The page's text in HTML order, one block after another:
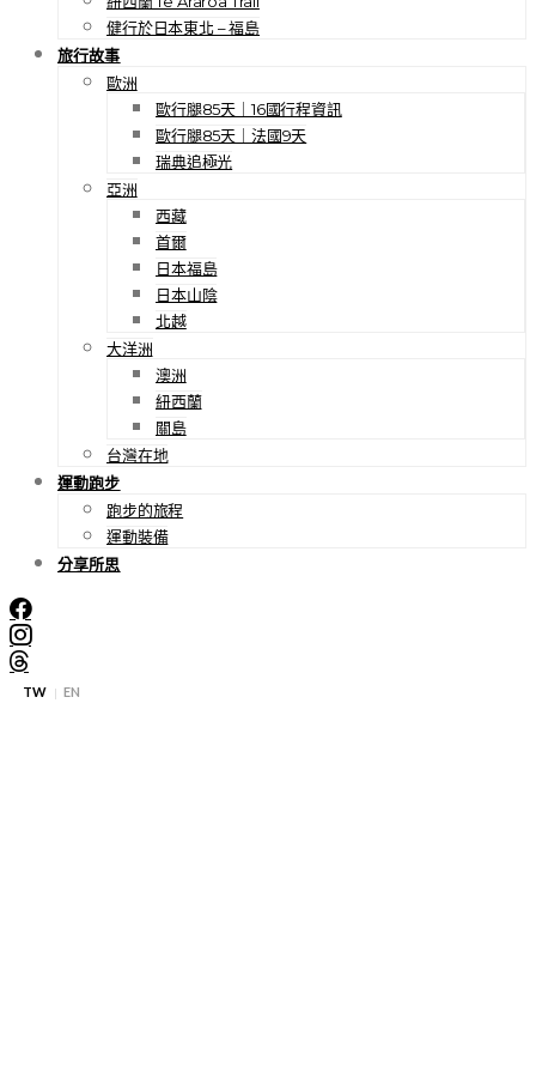
健行於日本東北 – 福島
旅行故事
歐洲
歐行腿85天｜16國行程資訊
歐行腿85天｜法國9天
瑞典追極光
亞洲
西藏
首爾
日本福島
日本山陰
北越
大洋洲
澳洲
紐西蘭
關島
台灣在地
運動跑步
跑步的旅程
運動裝備
分享所思
TW | EN